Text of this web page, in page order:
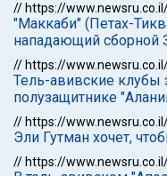
// https://
"Маккаби" (Петах-
нападающий сборной
// https://
Тель-авивские
полузащитнике
// https://
Эли Гутман хочет,
// https://